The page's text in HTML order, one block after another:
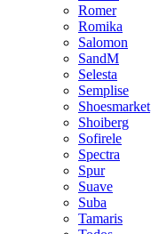
Romer
Romika
Salomon
SandM
Selesta
Semplise
Shoesmarket
Shoiberg
Sofirele
Spectra
Spur
Suave
Suba
Tamaris